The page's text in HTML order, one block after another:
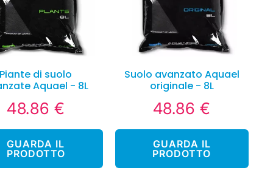
Piante di suolo
Aquael - 8L
Prezzo
48.86 €
GUARDA IL
PRODOTTO
Suolo avanzato Aquael
originale - 8L
Prezzo
48.86 €
GUARDA IL
PRODOTTO